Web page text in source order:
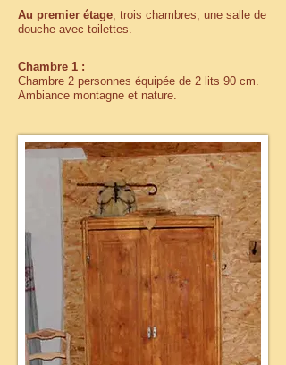
Au premier étage, trois chambres, une salle de
douche avec toilettes.
Chambre 1 :
Chambre 2 personnes équipée de 2 lits 90 cm.
Ambiance montagne et nature.